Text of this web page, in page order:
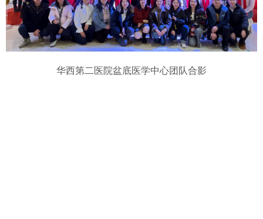
华西第二医院盆底医学中心团队合影